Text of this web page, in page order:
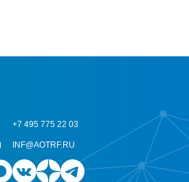
+7 495 775 22 03
INF@AOTRF.RU